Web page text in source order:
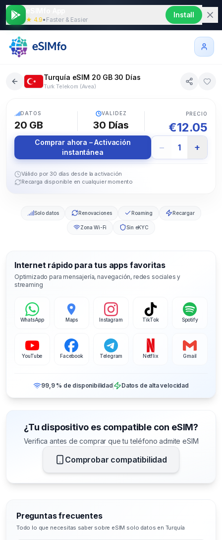
★ 4.9• Faster & Easier
Install
Turquía eSIM 20 GB 30 Días
Turk Telekom (Avea)
DATOS
20 GB
VALIDEZ
30 Días
PRECIO
€12.05
Comprar ahora – Activación
instantánea
− 1 +
Válido por 30 días desde la activación
Recarga disponible en cualquier momento
Solo datos Renovaciones Roaming Recargar
Zona Wi-Fi Sin eKYC
Internet rápido para tus apps favoritas
Optimizado para mensajería, navegación, redes sociales y
streaming
WhatsApp Maps Instagram TikTok Spotify
YouTube Facebook Telegram Netflix Gmail
99,9 % de disponibilidad Datos de alta velocidad
¿Tu dispositivo es compatible con eSIM?
Verifica antes de comprar que tu teléfono admite eSIM
Comprobar compatibilidad
Preguntas frecuentes
Todo lo que necesitas saber sobre eSIM solo datos en Turquía